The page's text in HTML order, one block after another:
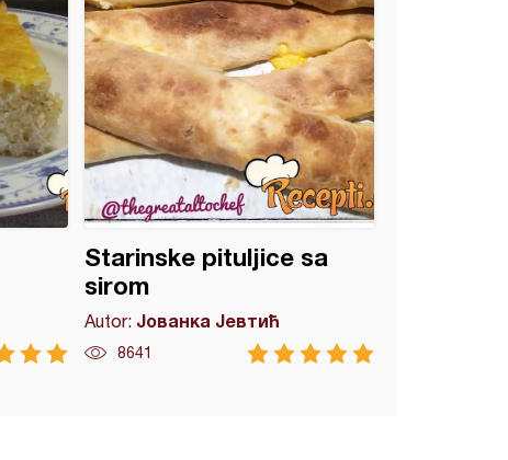
Starinske pituljice sa
sirom
Autor: Јованка Јевтић
8641